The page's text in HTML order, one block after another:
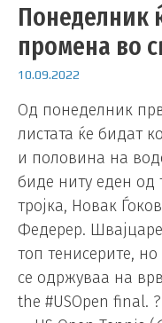
Понеделник
промена во
10.09.2022
Од понеделник
листата ќе бидат
и половина на
биде ниту еден од
тројка, Новак
Федерер.
топ тенисерите,
се одржуваа на
the #USOpen final.